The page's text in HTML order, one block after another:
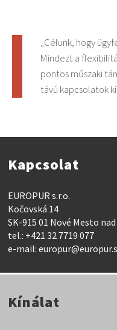
„Célunk, hogy
Mindezt a
pontos műszaki
távú kapcsolatok
Kapcsolat
EUROPUR s.r.o.
Kočovská 14
SK-915 01 Nové Mesto
tel.: +421 32 7719 077
e-mail:
Kínálat